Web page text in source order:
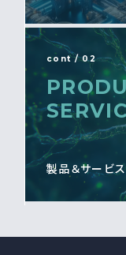
cont / 02
製品＆サービス